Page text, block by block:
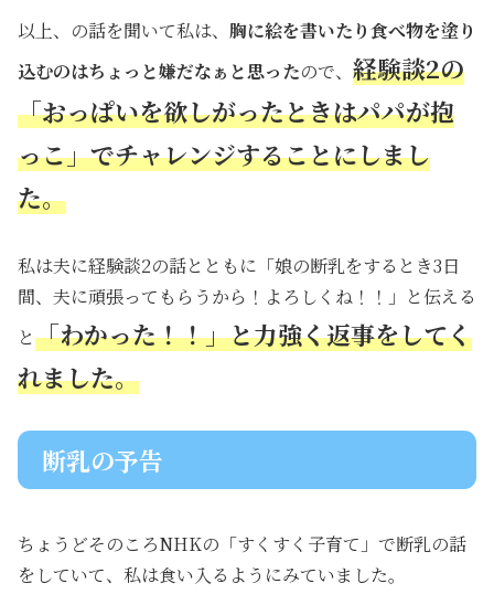
以上、の話を聞いて私は、 胸に絵を書いたり食べ物を塗り
込むのはちょっと嫌だなぁと思ったので、 経験談2の
「おっぱいを欲しがったときはパパが抱
っこ」でチャレンジすることにしまし
た。
私は夫に経験談2の話とともに「娘の断乳をするとき3日
間、夫に頑張ってもらうから！よろしくね！！」と伝える
と「わかった！！」と力強く返事をしてく
れました。
断乳の予告
ちょうどそのころNHKの「すくすく子育て」で断乳の話
をしていて、私は食い入るようにみていました。